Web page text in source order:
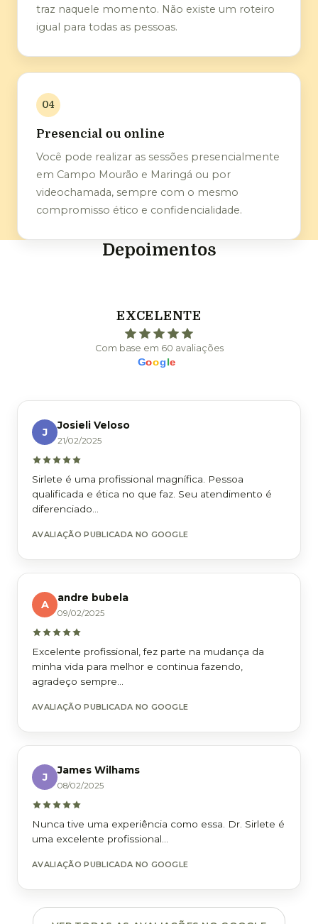
traz naquele momento. Não existe um roteiro
igual para todas as pessoas.
04
Presencial ou online
Você pode realizar as sessões presencialmente
em Campo Mourão e Maringá ou por
videochamada, sempre com o mesmo
compromisso ético e confidencialidade.
Depoimentos
EXCELENTE
Com base em 60 avaliações
Google
J
Josieli Veloso
21/02/2025
Sirlete é uma profissional magnífica. Pessoa
qualificada e ética no que faz. Seu atendimento é
diferenciado...
AVALIAÇÃO PUBLICADA NO GOOGLE
A
andre bubela
09/02/2025
Excelente profissional, fez parte na mudança da
minha vida para melhor e continua fazendo,
agradeço sempre...
AVALIAÇÃO PUBLICADA NO GOOGLE
J
James Wilhams
08/02/2025
Nunca tive uma experiência como essa. Dr. Sirlete é
uma excelente profissional...
AVALIAÇÃO PUBLICADA NO GOOGLE